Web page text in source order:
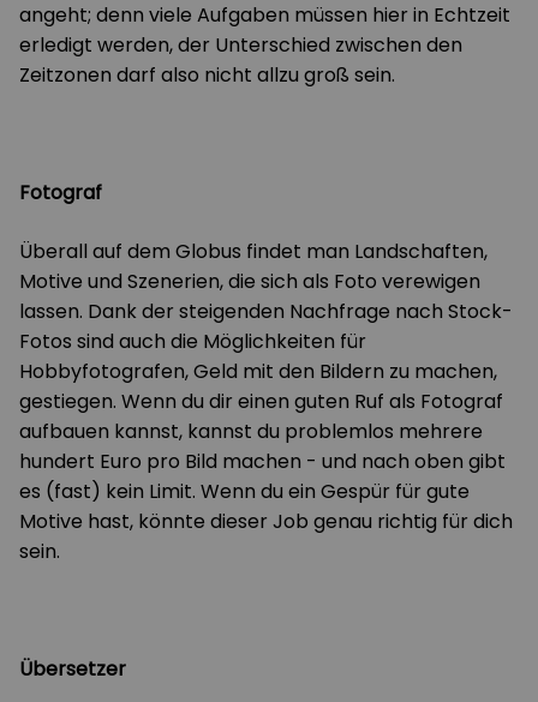
angeht; denn viele Aufgaben müssen hier in Echtzeit
erledigt werden, der Unterschied zwischen den
Zeitzonen darf also nicht allzu groß sein.
Fotograf
Überall auf dem Globus findet man Landschaften,
Motive und Szenerien, die sich als Foto verewigen
lassen. Dank der steigenden Nachfrage nach Stock-
Fotos sind auch die Möglichkeiten für
Hobbyfotografen, Geld mit den Bildern zu machen,
gestiegen. Wenn du dir einen guten Ruf als Fotograf
aufbauen kannst, kannst du problemlos mehrere
hundert Euro pro Bild machen - und nach oben gibt
es (fast) kein Limit. Wenn du ein Gespür für gute
Motive hast, könnte dieser Job genau richtig für dich
sein.
Übersetzer